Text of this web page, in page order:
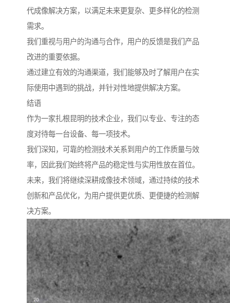
代成像解决方案，以满足未来更复杂、更多样化的检测
需求。
我们重视与用户的沟通与合作，用户的反馈是我们产品
改进的重要依据。
通过建立有效的沟通渠道，我们能够及时了解用户在实
际使用中遇到的挑战，并针对性地提供解决方案。
结语
作为一家扎根昆明的技术企业，我们以专业、专注的态
度对待每一台设备、每一项技术。
我们深知，可靠的检测技术关系到用户的工作质量与效
率，因此我们始终将产品的稳定性与实用性放在首位。
未来，我们将继续深耕成像技术领域，通过持续的技术
创新和产品优化，为用户提供更优质、更便捷的检测解
决方案。